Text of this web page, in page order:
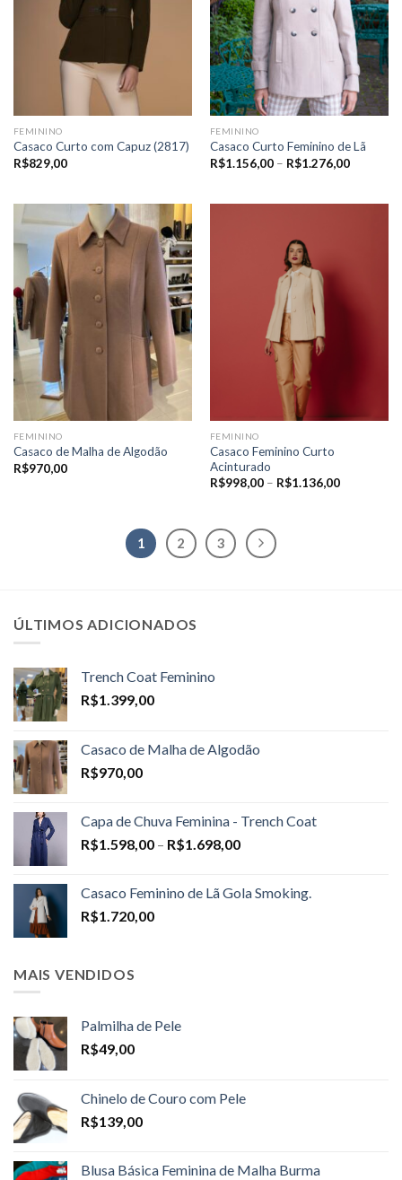
FEMININO
Casaco Curto com Capuz (2817)
R$829,00
FEMININO
Casaco Curto Feminino de Lã
R$1.156,00 – R$1.276,00Price
FEMININO
Casaco de Malha de Algodão
R$970,00
FEMININO
Casaco Feminino Curto
Acinturado
R$998,00 – R$1.136,00Price
1 2 3
ÚLTIMOS ADICIONADOS
Trench Coat Feminino
R$1.399,00
Casaco de Malha de Algodão
R$970,00
Capa de Chuva Feminina - Trench Coat
R$1.598,00 – R$1.698,00Price
through
Casaco Feminino de Lã Gola Smoking.
R$1.720,00
MAIS VENDIDOS
Palmilha de Pele
R$49,00
Chinelo de Couro com Pele
R$139,00
Blusa Básica Feminina de Malha Burma